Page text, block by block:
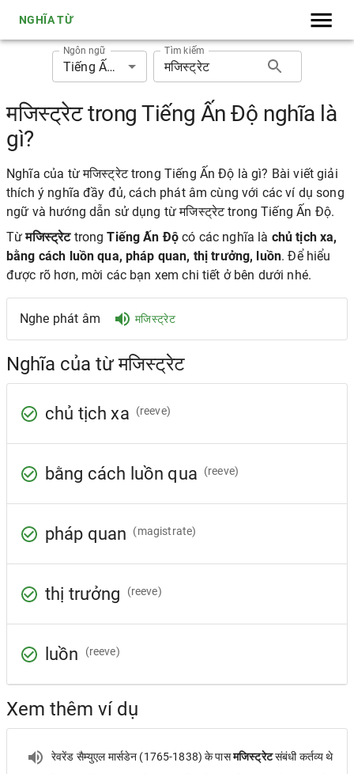
NGHĨA TỪ
Ngôn ngữ
Tiếng Ấn Độ
Tìm kiếm
मजिस्ट्रेट trong Tiếng Ấn Độ nghĩa là
gì?
Nghĩa của từ मजिस्ट्रेट trong Tiếng Ấn Độ là gì? Bài viết giải
thích ý nghĩa đầy đủ, cách phát âm cùng với các ví dụ song
ngữ và hướng dẫn sử dụng từ मजिस्ट्रेट trong Tiếng Ấn Độ.
Từमजिस्ट्रेटtrongTiếng Ấn Độ có các nghĩa là chủ tịch xa,
bằng cách luồn qua, pháp quan, thị trưởng, luồn. Để hiểu
được rõ hơn, mời các bạn xem chi tiết ở bên dưới nhé.
Nghe phát âm मजिस्ट्रेट
Nghĩa của từ मजिस्ट्रेट
chủ tịch xa (reeve)
bằng cách luồn qua (reeve)
pháp quan (magistrate)
thị trưởng (reeve)
luồn (reeve)
Xem thêm ví dụ
रेवरेंड सैम्युएल मार्सडेन (1765-1838) के पासमजिस्ट्रेटसंबंधी कर्तव्य थे